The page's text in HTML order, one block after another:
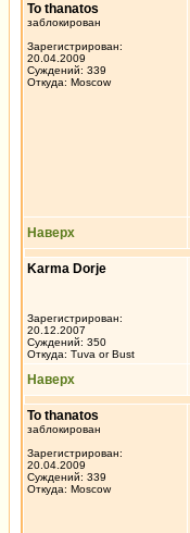
To thanatos
заблокирован
Зарегистрирован:
20.04.2009
Суждений: 339
Откуда: Moscow
Наверх
Karma Dorje
Зарегистрирован:
20.12.2007
Суждений: 350
Откуда: Tuva or Bust
Наверх
To thanatos
заблокирован
Зарегистрирован:
20.04.2009
Суждений: 339
Откуда: Moscow